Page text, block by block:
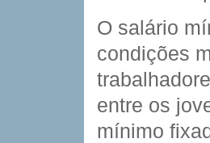
O salário
condições
entre os
mínimo